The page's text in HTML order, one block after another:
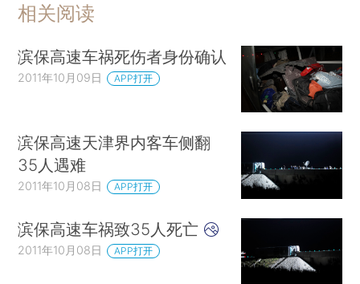
相关阅读
滨保高速车祸死伤者身份确认
2011年10月09日 APP打开
滨保高速天津界内客车侧翻
35人遇难
2011年10月08日 APP打开
滨保高速车祸致35人死亡
2011年10月08日 APP打开